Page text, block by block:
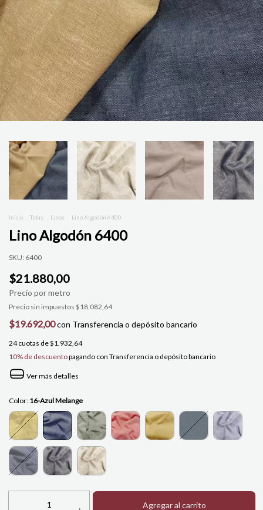
Inicio Telas Linos Lino Algodón 6400
Lino Algodón 6400
SKU: 6400
$21.880,00
Precio sin impuestos $18.082,64
$19.692,00con Transferencia o depósito bancario
24 cuotas de$1.932,64
10% de descuentopagando con Transferencia o depósito bancario
Ver más detalles
Color: 16-Azul Melange